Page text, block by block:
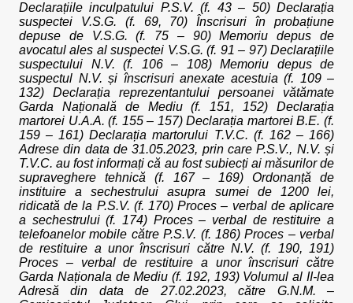
Declarațiile inculpatului P.S.V. (f. 43 – 50) Declarația
suspectei V.S.G. (f. 69, 70) Înscrisuri în probațiune
depuse de V.S.G. (f. 75 – 90) Memoriu depus de
avocatul ales al suspectei V.S.G. (f. 91 – 97) Declarațiile
suspectului N.V. (f. 106 – 108) Memoriu depus de
suspectul N.V. și înscrisuri anexate acestuia (f. 109 –
132) Declarația reprezentantului persoanei vătămate
Garda Națională de Mediu (f. 151, 152) Declarația
martorei U.A.A. (f. 155 – 157) Declarația martorei B.E. (f.
159 – 161) Declarația martorului T.V.C. (f. 162 – 166)
Adrese din data de 31.05.2023, prin care P.S.V., N.V. și
T.V.C. au fost informați că au fost subiecți ai măsurilor de
supraveghere tehnică (f. 167 – 169) Ordonanță de
instituire a sechestrului asupra sumei de 1200 lei,
ridicată de la P.S.V. (f. 170) Proces – verbal de aplicare
a sechestrului (f. 174) Proces – verbal de restituire a
telefoanelor mobile către P.S.V. (f. 186) Proces – verbal
de restituire a unor înscrisuri către N.V. (f. 190, 191)
Proces – verbal de restituire a unor înscrisuri către
Garda Naționala de Mediu (f. 192, 193) Volumul al II-lea
Adresă din data de 27.02.2023, către G.N.M. –